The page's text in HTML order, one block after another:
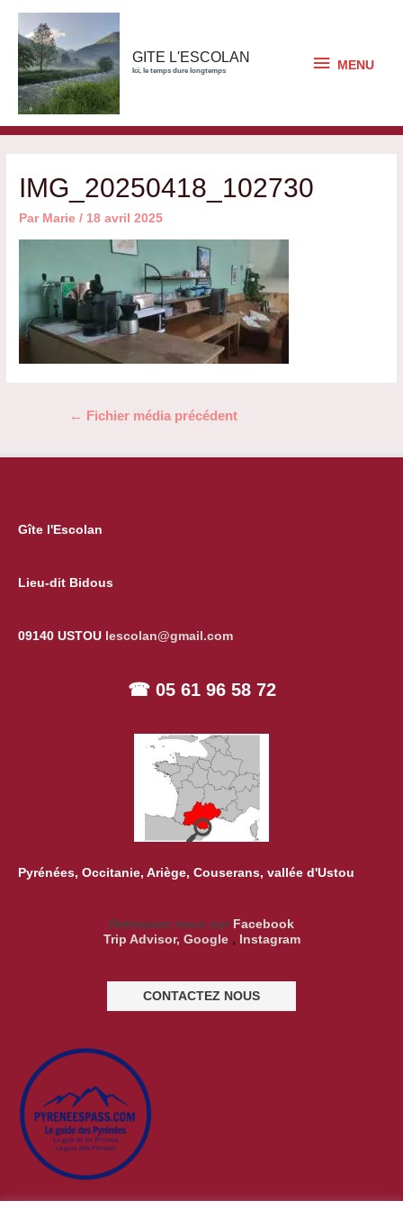
contenu
GITE L'ESCOLAN
Ici, le temps dure longtemps MENU
MENU
IMG_20250418_102730
Par Marie/ 18 avril 2025
Navigation
← Fichier média précédent
Gîte l'Escolan
Lieu-dit Bidous
09140 USTOU lescolan@gmail.com
☎ 05 61 96 58 72
Pyrénées, Occitanie, Ariège, Couserans, vallée d'Ustou
Retrouvez nous sur Facebook
Trip Advisor, Google, Instagram
CONTACTEZ NOUS